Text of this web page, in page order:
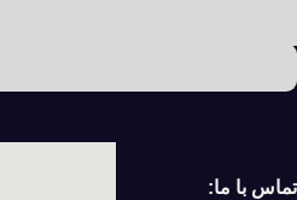
تماس با ما: